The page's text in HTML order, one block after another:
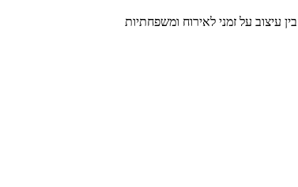
עיצוב על זמני לאירוח ומשפחתיות